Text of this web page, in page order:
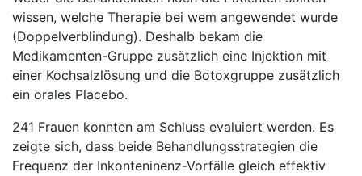
wissen, welche Therapie bei wem angewendet wurde
(Doppelverblindung). Deshalb bekam die
Medikamenten-Gruppe zusätzlich eine Injektion mit
einer Kochsalzlösung und die Botoxgruppe zusätzlich
ein orales Placebo.
241 Frauen konnten am Schluss evaluiert werden. Es
zeigte sich, dass beide Behandlungsstrategien die
Frequenz der Inkonteninenz-Vorfälle gleich effektiv